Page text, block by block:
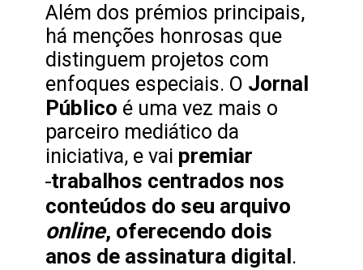
Além dos prémios principais,
há menções honrosas que
distinguem projetos com
enfoques especiais. O Jornal
Público é uma vez mais o
parceiro mediático da
iniciativa, e vai premiar
trabalhos centrados nos
conteúdos do seu arquivo
online, oferecendo dois
anos de assinatura digital.